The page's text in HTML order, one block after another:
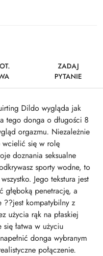
ZADAJ
PYTANIE
Dildo wygląda jak
tego donga o długości 8
orgazmu. Niezależnie
wcielić się w rolę
doznania seksualne
sporty wodne, to
Jego tekstura jest
głęboką penetrację, a
??jest kompatybilny z
użycia rąk na płaskiej
łatwa w użyciu
donga wybranym
połączenie.